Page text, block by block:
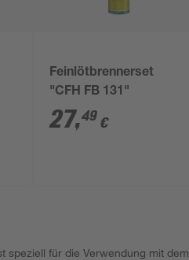
Feinlötbrennerset
"CFH FB 131"
27,49 €
speziell für die Verwendung mit dem